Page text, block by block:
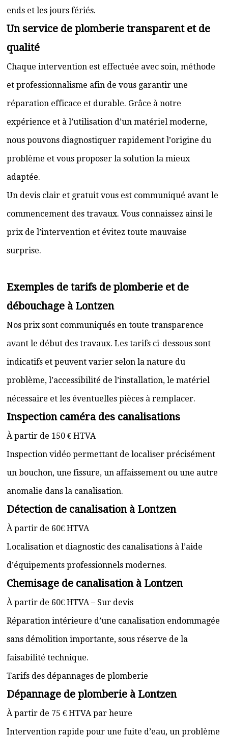
ends et les jours fériés.
Un service de plomberie transparent et de
qualité
Chaque intervention est effectuée avec soin, méthode
et professionnalisme afin de vous garantir une
réparation efficace et durable. Grâce à notre
expérience et à l’utilisation d’un matériel moderne,
nous pouvons diagnostiquer rapidement l’origine du
problème et vous proposer la solution la mieux
adaptée.
Un devis clair et gratuit vous est communiqué avant le
commencement des travaux. Vous connaissez ainsi le
prix de l’intervention et évitez toute mauvaise
surprise.
Exemples de tarifs de plomberie et de
débouchage à Lontzen
Nos prix sont communiqués en toute transparence
avant le début des travaux. Les tarifs ci-dessous sont
indicatifs et peuvent varier selon la nature du
problème, l’accessibilité de l’installation, le matériel
nécessaire et les éventuelles pièces à remplacer.
Inspection caméra des canalisations
À partir de 150 € HTVA
Inspection vidéo permettant de localiser précisément
un bouchon, une fissure, un affaissement ou une autre
anomalie dans la canalisation.
Détection de canalisation à Lontzen
À partir de 60€ HTVA
Localisation et diagnostic des canalisations à l’aide
d’équipements professionnels modernes.
Chemisage de canalisation à Lontzen
À partir de 60€ HTVA – Sur devis
Réparation intérieure d’une canalisation endommagée
sans démolition importante, sous réserve de la
faisabilité technique.
Tarifs des dépannages de plomberie
Dépannage de plomberie à Lontzen
À partir de 75 € HTVA par heure
Intervention rapide pour une fuite d’eau, un problème